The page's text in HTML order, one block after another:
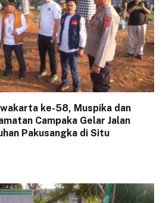
ke-58, Muspika dan
Campaka Gelar Jalan
Pakusangka di Situ